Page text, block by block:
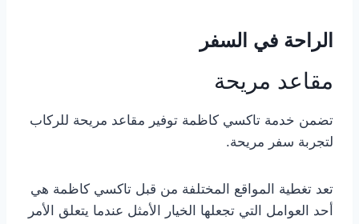
الراحة في السفر
مقاعد مريحة
تضمن خدمة تاكسي كاظمة توفير مقاعد مريحة للركاب
لتجربة سفر مريحة.
تعد تغطية المواقع المختلفة من قبل تاكسي كاظمة هي
أحد العوامل التي تجعلها الخيار الأمثل عندما يتعلق الأمر